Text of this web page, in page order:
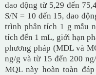
dao động từ 5,29 đến
S/N = 10 đến 15, dao
trình phân tích 1 g mẫu
tích đến 1 mL, giới hạn
phương pháp (MDL và
ng/g và từ 15 đến 200
MQL này hoàn toàn